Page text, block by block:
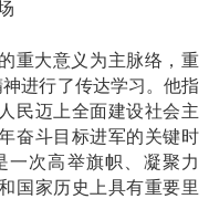
重大意义为主脉络，重
进行了传达学习。他指
民迈上全面建设社会主
奋斗目标进军的关键时
一次高举旗帜、凝聚力
国家历史上具有重要里